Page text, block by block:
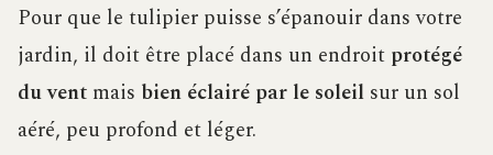
Pour que le tulipier puisse s’épanouir dans votre
jardin, il doit être placé dans un endroit protégé
du vent mais bien éclairé par le soleil sur un sol
aéré, peu profond et léger.